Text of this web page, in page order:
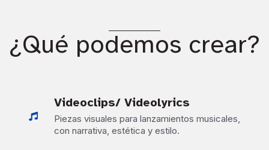
¿Qué podemos crear?
Videoclips/ Videolyrics
Piezas visuales para lanzamientos musicales,
con narrativa, estética y estilo.